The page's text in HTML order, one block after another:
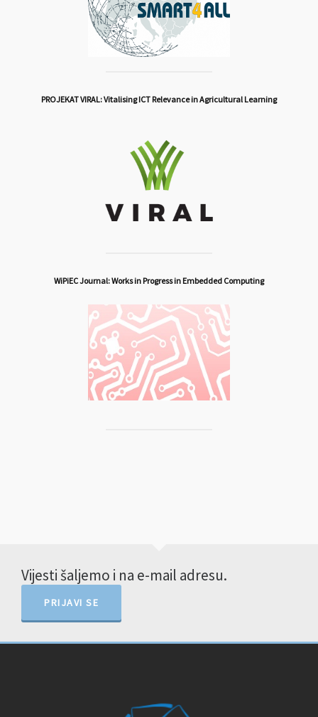
PROJEKAT VIRAL: Vitalising ICT Relevance in Agricultural Learning
WiPiEC Journal: Works in Progress in Embedded Computing
Vijesti šaljemo i na e-mail adresu.
PRIJAVI SE